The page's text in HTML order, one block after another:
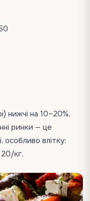
нижчі на 10–20%,
ринки — це
особливо влітку:
кг.